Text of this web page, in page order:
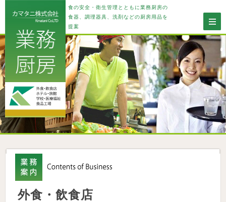
食の安全・衛生管理とともに業務厨房の
食器、調理器具、洗剤などの厨房用品を
提案
外食・飲食店